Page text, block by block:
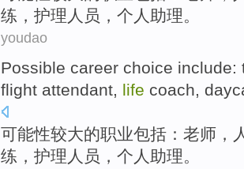
练 ， 护理 人员 ， 个人 助理。
youdao
Possible career choice include:
flight attendant, life coach,
可能性较大的职业包括 ： 老师 ，
练 ， 护理 人员 ， 个人 助理。